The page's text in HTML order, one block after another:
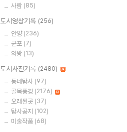
사람 (85)
도시영상기록 (256)
안양 (236)
군포 (7)
의왕 (13)
도시사진기록 (2480)
동네탐사 (97)
골목풍경 (2176)
오래된곳 (37)
탐사공지 (102)
미술작품 (68)